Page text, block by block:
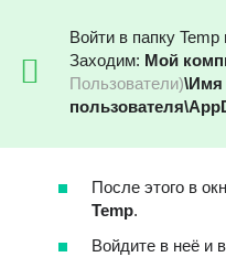
Войти в папку
Заходим: Мой
Пользователи)\Имя
После этого в
Temp.
Войдите в неё и